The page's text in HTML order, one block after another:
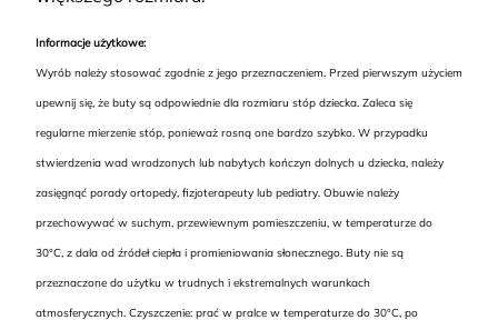
Informacje użytkowe:
Wyrób należy stosować zgodnie z jego przeznaczeniem. Przed pierwszym użyciem
upewnij się, że buty są odpowiednie dla rozmiaru stóp dziecka. Zaleca się
regularne mierzenie stóp, ponieważ rosną one bardzo szybko. W przypadku
stwierdzenia wad wrodzonych lub nabytych kończyn dolnych u dziecka, należy
zasięgnąć porady ortopedy, fizjoterapeuty lub pediatry. Obuwie należy
przechowywać w suchym, przewiewnym pomieszczeniu, w temperaturze do
30°C, z dala od źródeł ciepła i promieniowania słonecznego. Buty nie są
przeznaczone do użytku w trudnych i ekstremalnych warunkach
atmosferycznych. Czyszczenie: prać w pralce w temperaturze do 30°C, po